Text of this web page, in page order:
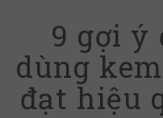
9 gợi ý
dùng
đạt hiệu